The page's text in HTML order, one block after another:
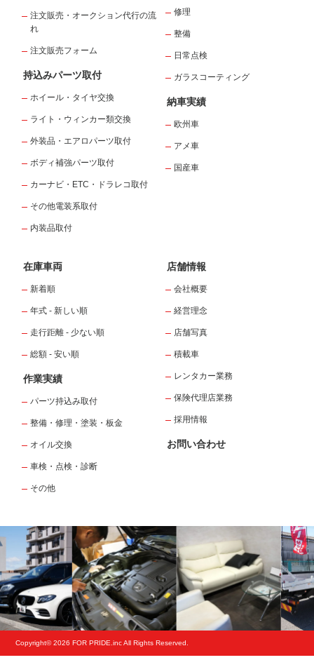
注文販売・オークション代行の流
れ
注文販売フォーム
持込みパーツ取付
ホイール・タイヤ交換
ライト・ウィンカー類交換
外装品・エアロパーツ取付
ボディ補強パーツ取付
カーナビ・ETC・ドラレコ取付
その他電装系取付
内装品取付
修理
整備
日常点検
ガラスコーティング
納車実績
欧州車
アメ車
国産車
在庫車両
新着順
年式 - 新しい順
走行距離 - 少ない順
総額 - 安い順
作業実績
パーツ持込み取付
整備・修理・塗装・板金
オイル交換
車検・点検・診断
その他
店舗情報
会社概要
経営理念
店舗写真
積載車
レンタカー業務
保険代理店業務
採用情報
お問い合わせ
Copyright© 2026 FOR PRIDE.inc All Rights Reserved.